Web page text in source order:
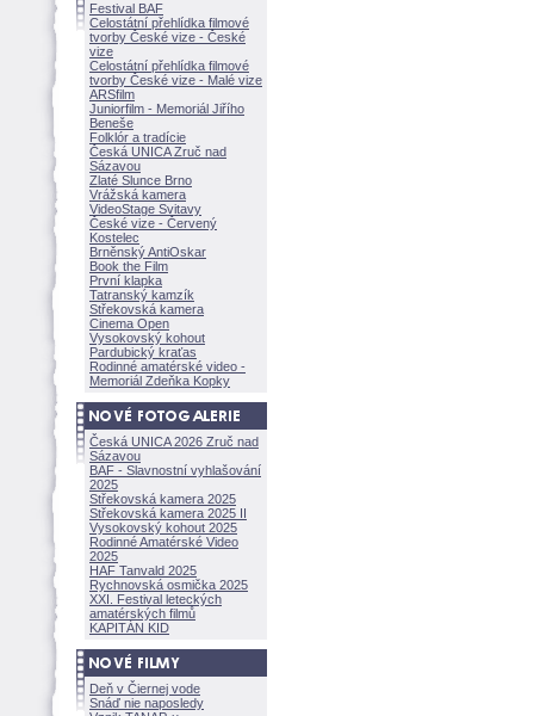
Festival BAF
Celostátní přehlídka filmové
tvorby České vize - České
vize
Celostátní přehlídka filmové
tvorby České vize - Malé vize
ARSfilm
Juniorfilm - Memoriál Jiřího
Beneše
Folklór a tradície
Česká UNICA Zruč nad
Sázavou
Zlaté Slunce Brno
Vrážská kamera
VideoStage Svitavy
České vize - Červený
Kostelec
Brněnský AntiOskar
Book the Film
První klapka
Tatranský kamzík
Střekovská kamera
Cinema Open
Vysokovský kohout
Pardubický kraťas
Rodinné amatérské video -
Memoriál Zdeňka Kopky
Česká UNICA 2026 Zruč nad
Sázavou
BAF - Slavnostní vyhlašování
2025
Střekovská kamera 2025
Střekovská kamera 2025 II
Vysokovský kohout 2025
Rodinné Amatérské Video
2025
HAF Tanvald 2025
Rychnovská osmička 2025
XXI. Festival leteckých
amatérských filmů
KAPITÁN KID
Deň v Čiernej vode
Snáď nie naposledy